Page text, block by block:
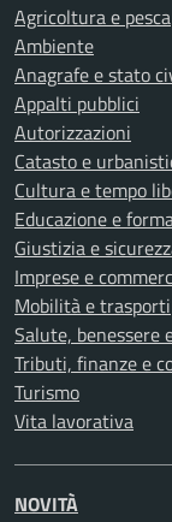
Agricoltura e pesca
Ambiente
Anagrafe e stato
Appalti pubblici
Autorizzazioni
Catasto e
Cultura e tempo
Educazione e
Giustizia e
Imprese e
Mobilità e trasporti
Salute, benessere
Tributi, finanze e
Turismo
Vita lavorativa
NOVITÀ